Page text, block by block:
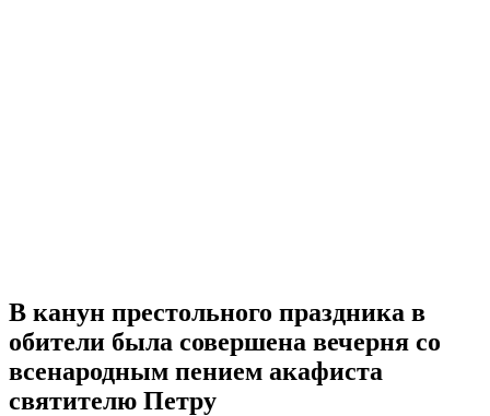
В канун престольного праздника в
обители была совершена вечерня со
всенародным пением акафиста
святителю Петру